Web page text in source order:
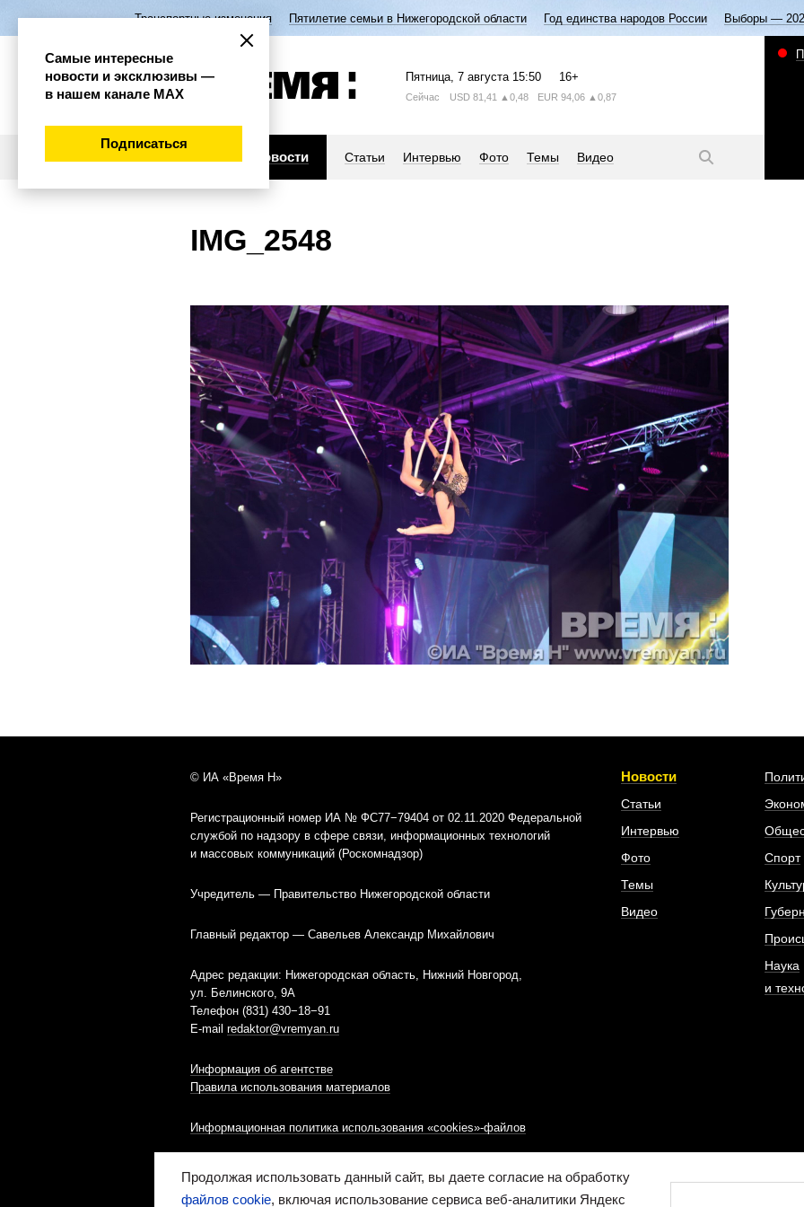
Транспортные изменения Пятилетие семьи в Нижегородской области Год единства народов России Выборы —
Пятница, 7 августа 15:50 16+
Сейчас USD 81,41 ▲0,48 EUR 94,06 ▲0,87
Новости Статьи Интервью Фото Темы Видео
IMG_2548
Новости
Статьи
Интервью
Фото
Темы
Видео
Спорт
Наука
и
© ИА «Время Н»
Регистрационный номер ИА № ФС77−79404 от 02.11.2020 Федеральной
службой по надзору в сфере связи, информационных технологий
и массовых коммуникаций (Роскомнадзор)
Учредитель — Правительство Нижегородской области
Главный редактор — Савельев Александр Михайлович
Адрес редакции: Нижегородская область, Нижний Новгород,
ул. Белинского, 9А
Телефон (831) 430−18−91
E-mail redaktor@vremyan.ru
Информация об агентстве
Правила использования материалов
Информационная политика использования «cookies»-файлов
Самые интересные
новости и эксклюзивы —
в нашем канале МАХ
Подписаться
Продолжая использовать данный сайт, вы даете согласие на обработку
файлов cookie, включая использование сервиса веб-аналитики Яндекс